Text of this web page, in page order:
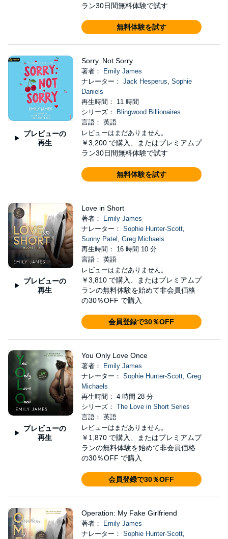
ラン30日間無料体験で試す
無料体験を試す
プレビューの
再生
Sorry. Not Sorry
著者：
Emily James
ナレーター： Jack Hesperus, Sophie
Daniels
再生時間： 11 時間
シリーズ：
Blingwood Billionaires
言語： 英語
レビューはまだありません。
￥3,200 で購入、またはプレミアムプ
ラン30日間無料体験で試す
無料体験を試す
プレビューの
再生
Love in Short
著者：
Emily James
ナレーター： Sophie Hunter-Scott,
Sunny Patel , Greg Michaels
再生時間： 16 時間 10 分
言語： 英語
レビューはまだありません。
￥3,810 で購入、またはプレミアムプ
ランの無料体験を始めて非会員価格
の30％OFF で購入
会員登録で30％OFF
プレビューの
再生
You Only Love Once
著者：
Emily James
ナレーター： Sophie Hunter-Scott, Greg
Michaels
再生時間： 4 時間 28 分
シリーズ： The Love in Short Series
言語： 英語
レビューはまだありません。
￥1,870 で購入、またはプレミアムプ
ランの無料体験を始めて非会員価格
の30％OFF で購入
会員登録で30％OFF
Operation: My Fake Girlfriend
著者：
Emily James
ナレーター： Sophie Hunter-Scott,